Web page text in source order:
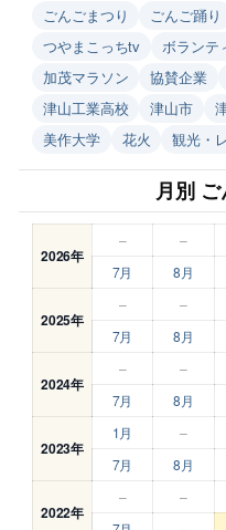
ごんごまつり
ごんご踊り
つやまこっちtv
ボランテ
加茂マラソン
協賛企業
津山工業高校
津山市
美作大学
花火 観光・
月別
2026年
– –
7月
8月
2025年
– –
7月
8月
2024年
– –
7月
8月
2023年
1月 –
7月
8月
2022年
– –